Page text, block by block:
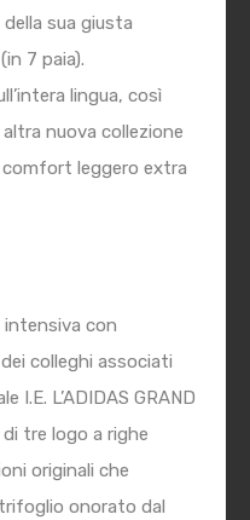
sua giusta
7 paia).
lingua, così
nuova collezione
leggero extra
intensiva con
colleghi associati
L’ADIDAS GRAND
di tre logo a righe
originali che
onorato dal